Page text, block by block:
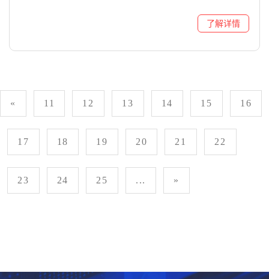
« 11 12 13 14 15 16
17 18 19 20 21 22
23 24 25 ... »